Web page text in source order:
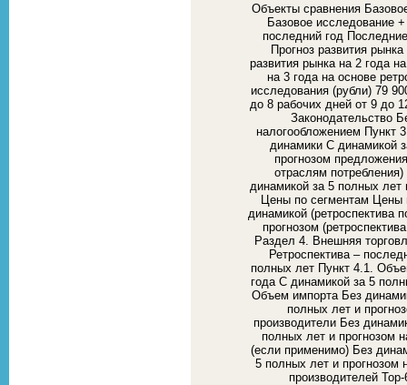
Объекты сравнения
Базовое исследование
последний год
Прогноз развития
развития рынка на 2 года
на 3 года на основе
исследования (рубли) 79
до 8 рабочих дней от 9 до
Законодательство
налогообложением Пункт
динамики С динамикой
прогнозом
отраслям
динамикой за 5 полных лет
Цены по сегментам
динамикой (ретроспектива
прогнозом
Раздел 4. Внешняя
Ретроспектива –
полных лет Пункт 4.1.
года С динамикой за 5
Объем импорта Без
полных лет и
производители Без
полных лет и прогнозом
(если применимо) Без
5 полных лет и прогнозом
производителей